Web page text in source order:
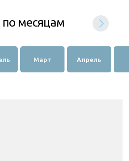
месяцам
Март Апрель